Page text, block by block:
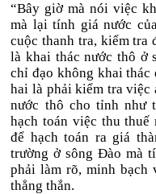
“Bây giờ mà nói việc
mà lại tính giá nước
cuộc thanh tra, kiểm tra
là khai thác nước thô ở
chỉ đạo không khai
hai là phải kiểm tra việc
nước thô cho tỉnh như
hạch toán việc thu
để hạch toán ra giá
trường ở sông Đào mà
phải làm rõ, minh bạch
thẳng thắn.